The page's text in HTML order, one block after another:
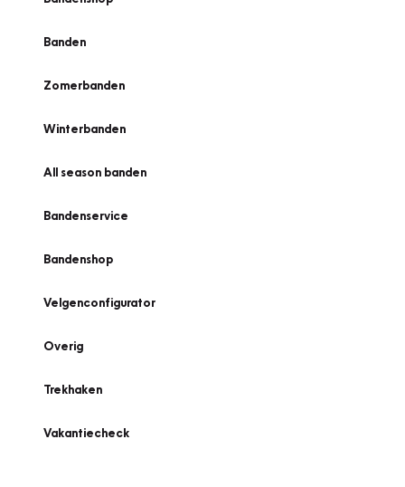
Banden
Zomerbanden
Winterbanden
All season banden
Bandenservice
Bandenshop
Velgenconfigurator
Overig
Trekhaken
Vakantiecheck